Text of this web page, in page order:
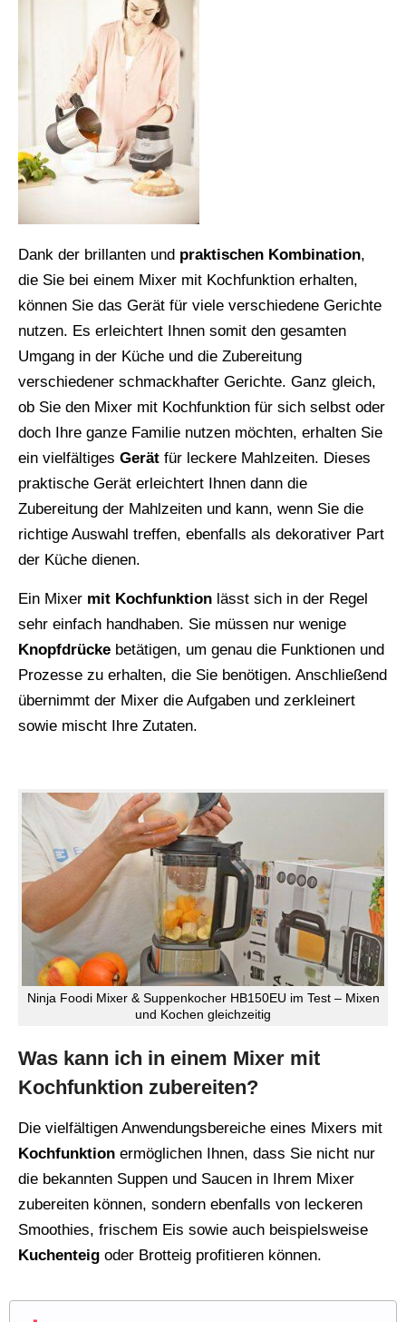
Dank der brillanten und praktischen Kombination,
die Sie bei einem Mixer mit Kochfunktion erhalten,
können Sie das Gerät für viele verschiedene Gerichte
nutzen. Es erleichtert Ihnen somit den gesamten
Umgang in der Küche und die Zubereitung
verschiedener schmackhafter Gerichte. Ganz gleich,
ob Sie den Mixer mit Kochfunktion für sich selbst oder
doch Ihre ganze Familie nutzen möchten, erhalten Sie
ein vielfältiges Gerät für leckere Mahlzeiten. Dieses
praktische Gerät erleichtert Ihnen dann die
Zubereitung der Mahlzeiten und kann, wenn Sie die
richtige Auswahl treffen, ebenfalls als dekorativer Part
der Küche dienen.
Ein Mixer mit Kochfunktion lässt sich in der Regel
sehr einfach handhaben. Sie müssen nur wenige
Knopfdrücke betätigen, um genau die Funktionen und
Prozesse zu erhalten, die Sie benötigen. Anschließend
übernimmt der Mixer die Aufgaben und zerkleinert
sowie mischt Ihre Zutaten.
Ninja Foodi Mixer & Suppenkocher HB150EU im Test – Mixen
und Kochen gleichzeitig
Was kann ich in einem Mixer mit
Kochfunktion zubereiten?
Die vielfältigen Anwendungsbereiche eines Mixers mit
Kochfunktion ermöglichen Ihnen, dass Sie nicht nur
die bekannten Suppen und Saucen in Ihrem Mixer
zubereiten können, sondern ebenfalls von leckeren
Smoothies, frischem Eis sowie auch beispielsweise
Kuchenteig oder Brotteig profitieren können.